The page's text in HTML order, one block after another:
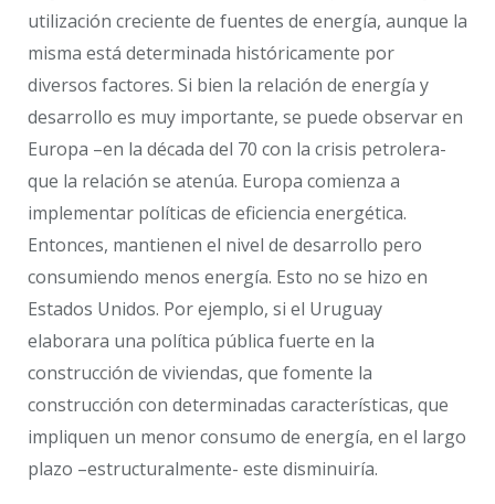
utilización creciente de fuentes de energía, aunque la
misma está determinada históricamente por
diversos factores. Si bien la relación de energía y
desarrollo es muy importante, se puede observar en
Europa –en la década del 70 con la crisis petrolera-
que la relación se atenúa. Europa comienza a
implementar políticas de eficiencia energética.
Entonces, mantienen el nivel de desarrollo pero
consumiendo menos energía. Esto no se hizo en
Estados Unidos. Por ejemplo, si el Uruguay
elaborara una política pública fuerte en la
construcción de viviendas, que fomente la
construcción con determinadas características, que
impliquen un menor consumo de energía, en el largo
plazo –estructuralmente- este disminuiría.